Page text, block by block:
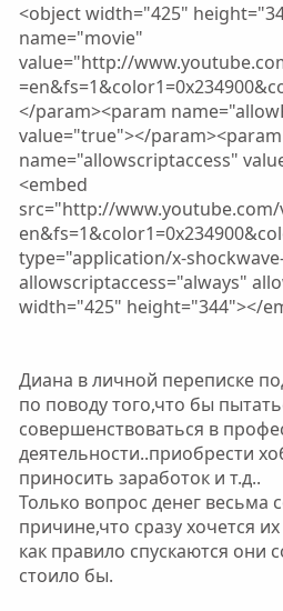
<object width="425"
name="movie"
value="http://
</param><param
value="true"></param><param
name="allowscriptaccess"
<embed
src="http://www.youtube.com/
type="application/x-
allowscriptaccess="always"
width="425" height="344"></
Диана в личной переписке
по поводу того,что бы
совершенствоваться в
деятельности..приобрести
приносить заработок и т.д..
Только вопрос денег весьма
причине,что сразу хочется
как правило спускаются они
стоило бы.